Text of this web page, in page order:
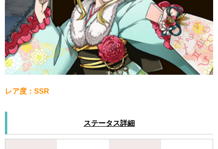
レア度：SSR
ステータス詳細